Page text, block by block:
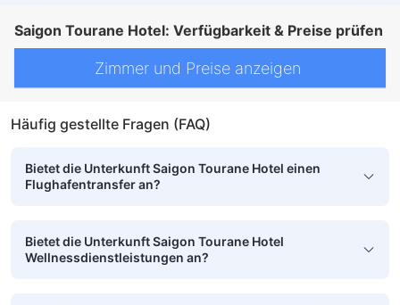
Saigon Tourane Hotel: Verfügbarkeit & Preise prüfen
Zimmer und Preise anzeigen
Häufig gestellte Fragen (FAQ)
Bietet die Unterkunft Saigon Tourane Hotel einen
Flughafentransfer an?
Bietet die Unterkunft Saigon Tourane Hotel
Wellnessdienstleistungen an?